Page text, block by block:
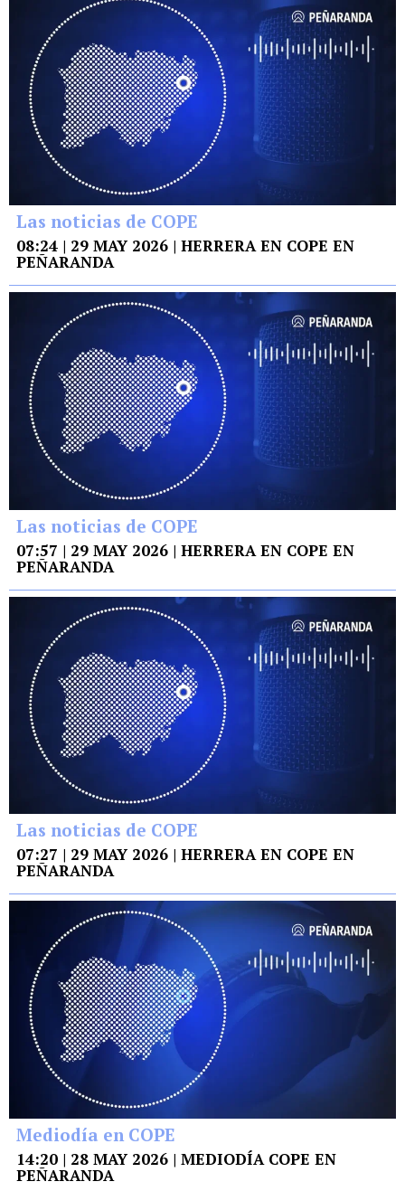
Las noticias de COPE
08:24 | 29 MAY 2026 | HERRERA EN COPE EN
PEÑARANDA
Las noticias de COPE
07:57 | 29 MAY 2026 | HERRERA EN COPE EN
PEÑARANDA
Las noticias de COPE
07:27 | 29 MAY 2026 | HERRERA EN COPE EN
PEÑARANDA
Mediodía en COPE
14:20 | 28 MAY 2026 | MEDIODÍA COPE EN
PEÑARANDA